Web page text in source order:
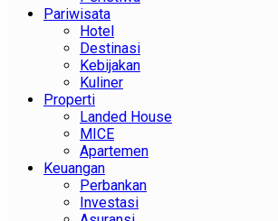
Pariwisata
Hotel
Destinasi
Kebijakan
Kuliner
Properti
Landed House
MICE
Apartemen
Keuangan
Perbankan
Investasi